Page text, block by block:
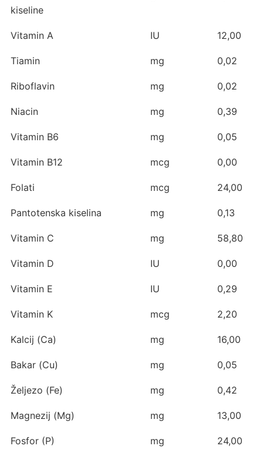
kiseline
Vitamin A IU 12,00
Tiamin mg 0,02
Riboflavin mg 0,02
Niacin mg 0,39
Vitamin B6 mg 0,05
Vitamin B12 mcg 0,00
Folati mcg 24,00
Pantotenska kiselina mg 0,13
Vitamin C mg 58,80
Vitamin D IU 0,00
Vitamin E IU 0,29
Vitamin K mcg 2,20
Kalcij (Ca) mg 16,00
Bakar (Cu) mg 0,05
Željezo (Fe) mg 0,42
Magnezij (Mg) mg 13,00
Fosfor (P) mg 24,00